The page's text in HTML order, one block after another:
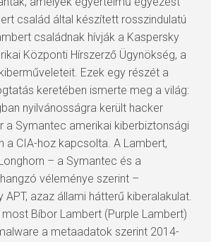
család által készített rosszindulatú
családnak hívják a Kaspersky
Központi Hírszerző Ügynökség, a
Ezek egy részét a
keretében ismerte meg a világ:
nyilvánosságra került hacker
a Symantec amerikai kiberbiztonsági
a CIA-hoz kapcsolta. A Lambert,
– a Symantec és a
véleménye szerint –
APT, azaz állami hátterű kiberalakulat.
Bíbor Lambert (Purple Lambert)
a metaadatok szerint 2014-